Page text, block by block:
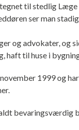
til stedlig
ser man
og advokater, og
haft til huse i
1999 og
bevaringsværdig